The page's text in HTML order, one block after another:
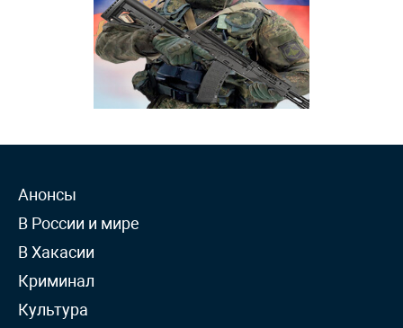
Анонсы
В России и мире
В Хакасии
Криминал
Культура